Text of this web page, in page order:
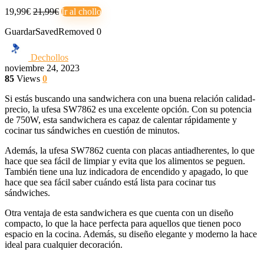
19,99€ 21,99€ Ir al chollo
GuardarSavedRemoved 0
Dechollos
noviembre 24, 2023
85 Views 0
Si estás buscando una sandwichera con una buena relación calidad-
precio, la ufesa SW7862 es una excelente opción. Con su potencia
de 750W, esta sandwichera es capaz de calentar rápidamente y
cocinar tus sándwiches en cuestión de minutos.
Además, la ufesa SW7862 cuenta con placas antiadherentes, lo que
hace que sea fácil de limpiar y evita que los alimentos se peguen.
También tiene una luz indicadora de encendido y apagado, lo que
hace que sea fácil saber cuándo está lista para cocinar tus
sándwiches.
Otra ventaja de esta sandwichera es que cuenta con un diseño
compacto, lo que la hace perfecta para aquellos que tienen poco
espacio en la cocina. Además, su diseño elegante y moderno la hace
ideal para cualquier decoración.